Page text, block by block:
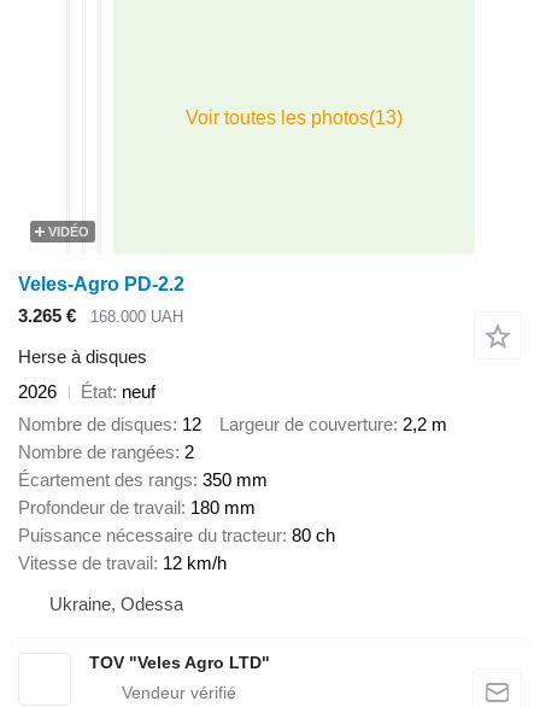
VIDÉO
Veles-Agro PD-2.2
3.265 €
168.000 UAH
Herse à disques
2026
État neuf
Nombre de disques 12 Largeur de couverture 2,2 m
Nombre de rangées 2
Écartement des rangs 350 mm
Profondeur de travail 180 mm
Puissance nécessaire du tracteur 80 ch
Vitesse de travail 12 km/h
Ukraine, Odessa
TOV "Veles Agro LTD"